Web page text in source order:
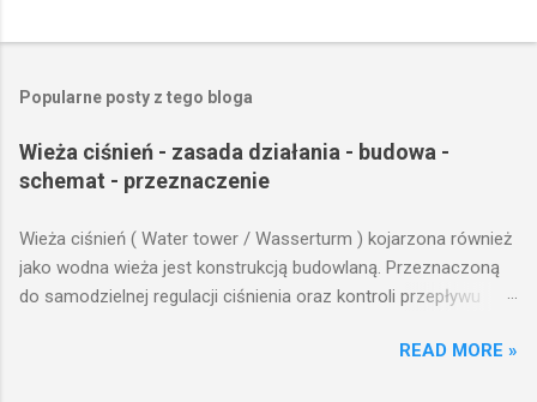
Popularne posty z tego bloga
Wieża ciśnień - zasada działania - budowa -
schemat - przeznaczenie
Wieża ciśnień ( Water tower / Wasserturm ) kojarzona również
jako wodna wieża jest konstrukcją budowlaną. Przeznaczoną
do samodzielnej regulacji ciśnienia oraz kontroli przepływu
na którym została wzniesiona. Wieża ciśnień jest obiektem
READ MORE »